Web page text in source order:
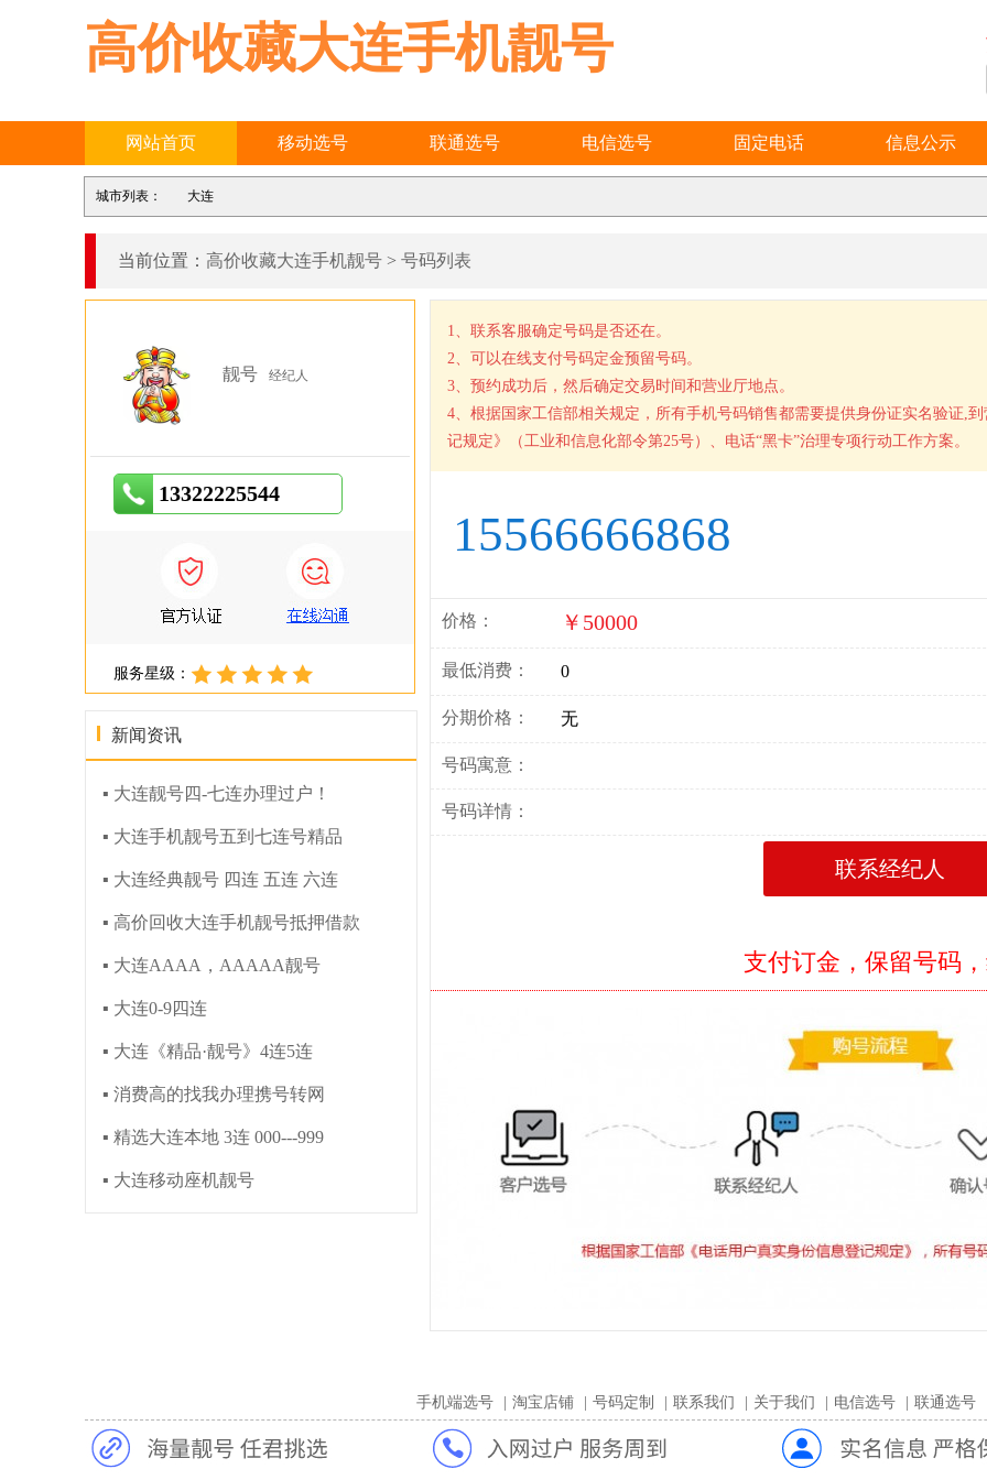
高价收藏大连手机靓号
网站首页 移动选号 联通选号 电信选号 固定电话 信息公示
城市列表： 大连
当前位置： 高价收藏大连手机靓号 > 号码列表
1、联系客服确定号码是否还在。
2、可以在线支付号码定金预留号码。
3、预约成功后，然后确定交易时间和营业厅地点。
4、根据国家工信部相关规定，所有手机号码销售都需要提供身份证实名验证,
记规定》（工业和信息化部令第25号）、电话“黑卡”治理专项行动工作方案。
15566666868
价格： ￥50000
最低消费： 0
分期价格： 无
号码寓意：
号码详情：
联系经纪人
支付订金，保留号码
靓号 经纪人
13322225544
服务星级：
新闻资讯
▪ 大连靓号四-七连办理过户！
▪ 大连手机靓号五到七连号精品
▪ 大连经典靓号 四连 五连 六连
▪ 高价回收大连手机靓号抵押借款
▪ 大连AAAA，AAAAA靓号
▪ 大连0-9四连
▪ 大连《精品·靓号》4连5连
▪ 消费高的找我办理携号转网
▪ 精选大连本地 3连 000---999
▪ 大连移动座机靓号
手机端选号 淘宝店铺 号码定制 联系我们 关于我们 电信选号 联通选号